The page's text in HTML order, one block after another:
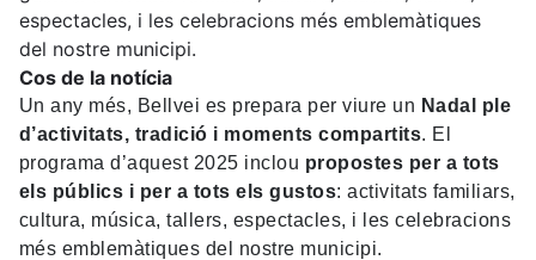
espectacles, i les celebracions més emblemàtiques
del nostre municipi.
Cos de la notícia
Un any més, Bellvei es prepara per viure un Nadal ple
d’activitats, tradició i moments compartits. El
programa d’aquest 2025 inclou propostes per a tots
els públics i per a tots els gustos: activitats familiars,
cultura, música, tallers, espectacles, i les celebracions
més emblemàtiques del nostre municipi.